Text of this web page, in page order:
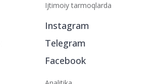
Ijtimoiy tarmoqlarda
Instagram
Telegram
Facebook